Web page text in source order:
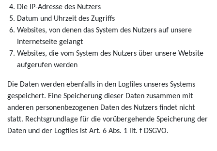
Die IP-Adresse des Nutzers
Datum und Uhrzeit des Zugriffs
Websites, von denen das System des Nutzers auf unsere
Internetseite gelangt
Websites, die vom System des Nutzers über unsere Website
aufgerufen werden
Die Daten werden ebenfalls in den Logfiles unseres Systems
gespeichert. Eine Speicherung dieser Daten zusammen mit
anderen personenbezogenen Daten des Nutzers findet nicht
statt. Rechtsgrundlage für die vorübergehende Speicherung der
Daten und der Logfiles ist Art. 6 Abs. 1 lit. f DSGVO.